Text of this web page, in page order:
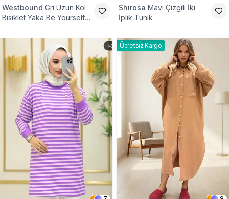
Westbound Gri Uzun Kol
Bisiklet Yaka Be Yourself
Shirosa Mavi Çizgili İki
İplik Tunik
Ücretsiz Kargo